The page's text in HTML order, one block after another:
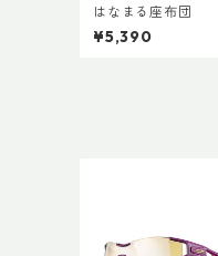
はなまる座布団
¥5,390